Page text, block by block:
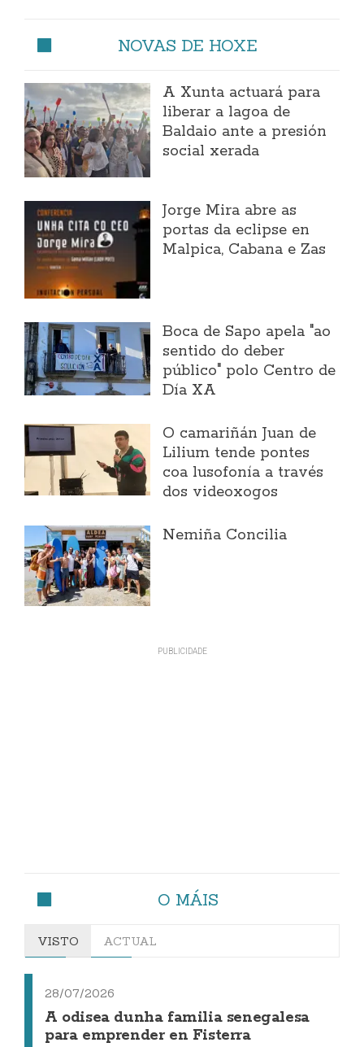
NOVAS DE HOXE
A Xunta actuará para
liberar a lagoa de
Baldaio ante a presión
social xerada
Jorge Mira abre as
portas da eclipse en
Malpica, Cabana e Zas
Boca de Sapo apela "ao
sentido do deber
público" polo Centro de
Día XA
O camariñán Juan de
Lilium tende pontes
coa lusofonía a través
dos videoxogos
Nemiña Concilia
O MÁIS
VISTO ACTUAL
28/07/2026
A odisea dunha familia senegalesa
para emprender en Fisterra